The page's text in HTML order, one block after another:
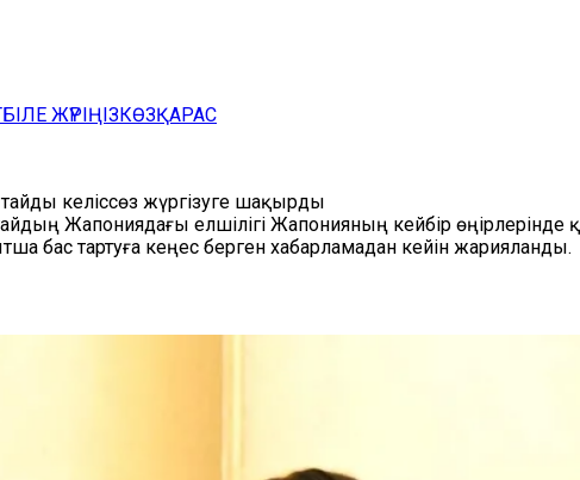
БІЛЕ ЖҮРІҢІЗКӨЗҚАРАС
келіссөз жүргізуге шақырды
Жапониядағы елшілігі Жапонияның кейбір
бас тартуға кеңес берген хабарламадан кейін жарияланды.